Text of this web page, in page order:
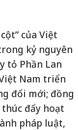
của Việt
kỷ nguyên
tỏ Phần Lan
Nam triển
đổi mới; đồng
đẩy hoạt
pháp luật,